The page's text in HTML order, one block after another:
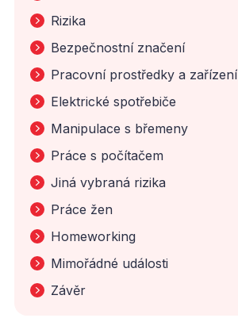
Rizika
Bezpečnostní značení
Pracovní prostředky a zařízení
Elektrické spotřebiče
Manipulace s břemeny
Práce s počítačem
Jiná vybraná rizika
Práce žen
Homeworking
Mimořádné události
Závěr